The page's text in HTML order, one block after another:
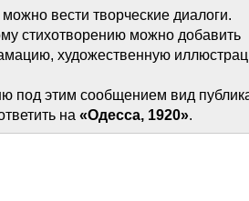
можно вести творческие диалоги.
стихотворению можно добавить
художественную
под этим сообщением вид
на «Одесса, 1920».